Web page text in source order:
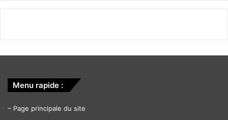
Menu rapide :
– Page principale du site